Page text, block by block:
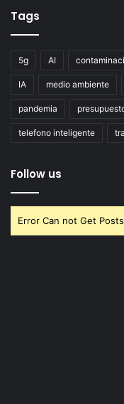
Tags
5g AI
IA medio ambiente
pandemia
telefono inteligente
Follow us
Error Can not Get